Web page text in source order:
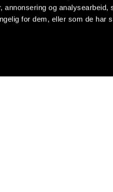
annonsering og analysearbeid,
for dem, eller som de har